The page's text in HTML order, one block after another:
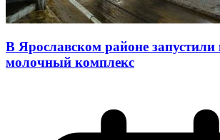
В Ярославском районе
молочный комплекс